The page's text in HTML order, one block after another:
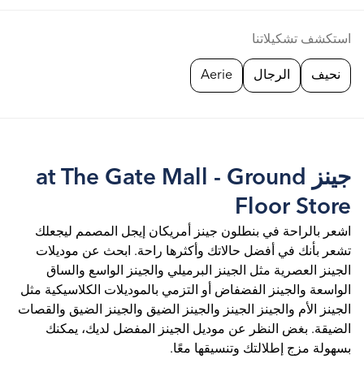
استكشف تشكيلاتنا
نحيف الرجال Aerie
جينز at The Gate Mall - Ground
Floor Store
اشعر بالراحة في بنطلون جينز أمريكان إيجل المصمم ليجعلك
تشعر بأنك في أفضل حالاتك وأكثرها راحة. ابحث عن موديلات
الجينز العصرية مثل الجينز البرميلي والجينز الواسع والساق
الواسعة والجينز الفضفاض أو التزمي بالموديلات الكلاسيكية مثل
الجينز الأم والجينز الجينز والجينز الضيق والجينز الضيق والقصات
الضيقة. بغض النظر عن موديل الجينز المفضل لديك، يمكنك
بسهولة مزج إطلالتك وتنسيقها معًا.